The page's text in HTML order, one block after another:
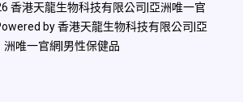
香港天龍生物科技有限公司|亞洲唯一官
by 香港天龍生物科技有限公司|亞
洲唯一官網|男性保健品